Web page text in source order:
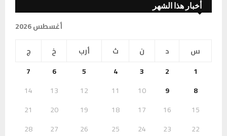
أخبار هذا الشهر
أغسطس 2026
س
د ن ث أرب خ
ج
1
2
3
4
5
6
7
8
9
10
11
12
13
14
15
16
17
18
19
20
21
22
23
24
25
26
27
28